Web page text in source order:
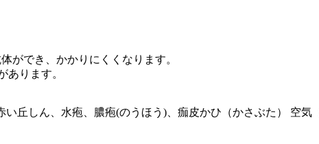
ができ、かかりにくくなります。
あります。
丘しん、水疱、膿疱(のうほう)、痂皮かひ（かさぶた） 空気